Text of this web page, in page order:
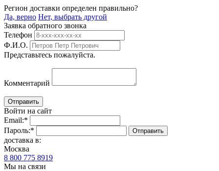
Регион доставки определен правильно?
Да, верно Нет, выбрать другой
Заявка обратного звонка
Телефон
Ф.И.О.
Представьтесь пожалуйста.
Комментарий
Войти на сайт
Email:*
Пароль:*
доставка в:
Москва
8 800 775 8919
Мы на связи